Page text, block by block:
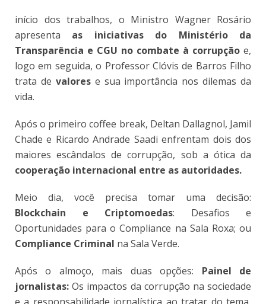
início dos trabalhos, o Ministro Wagner Rosário
apresenta as iniciativas do Ministério da
Transparência e CGU no combate à corrupção e,
logo em seguida, o Professor Clóvis de Barros Filho
trata de valorese sua importância nos dilemas da
vida.
Após o primeiro coffee break, Deltan Dallagnol, Jamil
Chade e Ricardo Andrade Saadi enfrentam dois dos
maiores escândalos de corrupção, sob a ótica da
cooperação internacional entre as autoridades.
Meio dia, você precisa tomar uma decisão:
Blockchain e Criptomoedas: Desafios e
Oportunidades para o Compliance na Sala Roxa; ou
Compliance Criminal na Sala Verde.
Após o almoço, mais duas opções: Painel de
jornalistas: Os impactos da corrupção na sociedade